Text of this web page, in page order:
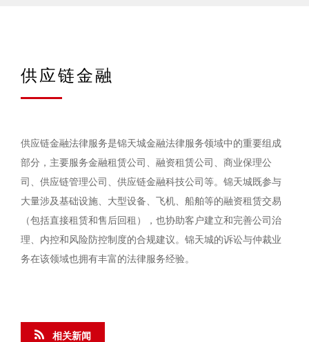
供应链金融
供应链金融法律服务是锦天城金融法律服务领域中的重要组成
部分，主要服务金融租赁公司、融资租赁公司、商业保理公
司、供应链管理公司、供应链金融科技公司等。锦天城既参与
大量涉及基础设施、大型设备、飞机、船舶等的融资租赁交易
（包括直接租赁和售后回租），也协助客户建立和完善公司治
理、内控和风险防控制度的合规建议。锦天城的诉讼与仲裁业
务在该领域也拥有丰富的法律服务经验。
相关新闻